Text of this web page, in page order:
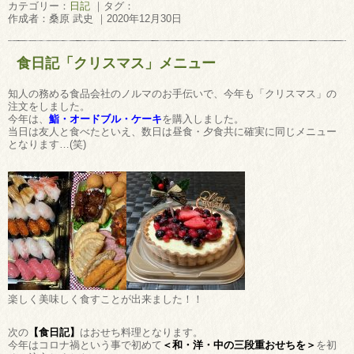
カテゴリー： 日記 ｜タグ：
作成者：桑原 武史 ｜2020年12月30日
食日記「クリスマス」メニュー
知人の務める食品会社のノルマのお手伝いで、今年も「クリスマス」の
注文をしました。
今年は、 鮨・オードブル・ケーキを購入しました。
当日は友人と食べたといえ、数日は昼食・夕食共に確実に同じメニュー
となります…(笑)
楽しく美味しく食すことが出来ました！！
次の 【食日記】 はおせち料理となります。
今年はコロナ禍という事で初めて ＜和・洋・中の三段重おせちを＞ を初